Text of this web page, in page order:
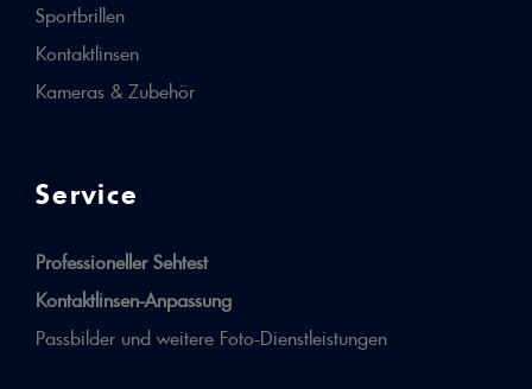
Sportbrillen
Kontaktlinsen
Kameras & Zubehör
Service
Professioneller Sehtest
Kontaktlinsen-Anpassung
Passbilder und weitere Foto-Dienstleistungen